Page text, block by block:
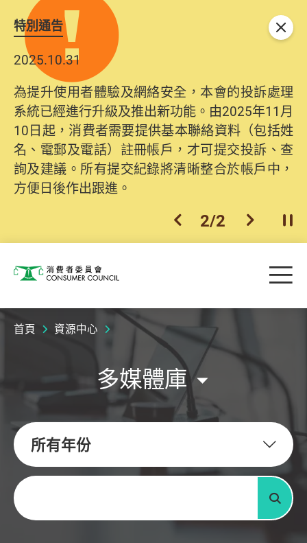
特別通告
2025.10.31
為提升使用者體驗及網絡安全，本會的投訴處理
系統已經進行升級及推出新功能。由2025年11月
10日起，消費者需要提供基本聯絡資料（包括姓
名、電郵及電話）註冊帳戶，才可提交投訴、查
詢及建議。所有提交紀錄將清晰整合於帳戶中，
方便日後作出跟進。
上一個
2/2 下一個開
關閉
消費者委員會 目
首頁 資源中心
多媒體庫
所有年份
關鍵字
搜尋